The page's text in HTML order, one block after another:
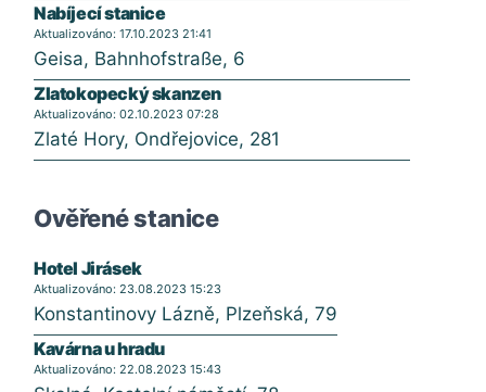
Nabíjecí stanice
Aktualizováno: 17.10.2023 21:41
Geisa, Bahnhofstraße, 6
Zlatokopecký skanzen
Aktualizováno: 02.10.2023 07:28
Zlaté Hory, Ondřejovice, 281
Ověřené stanice
Hotel Jirásek
Aktualizováno: 23.08.2023 15:23
Konstantinovy Lázně, Plzeňská, 79
Kavárna u hradu
Aktualizováno: 22.08.2023 15:43